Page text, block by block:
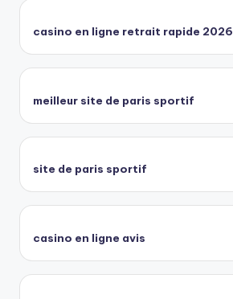
casino en ligne retrait rapide 2026
meilleur site de paris sportif
site de paris sportif
casino en ligne avis